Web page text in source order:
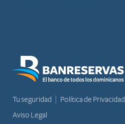
Tu seguridad Política de Privacidad
Aviso Legal